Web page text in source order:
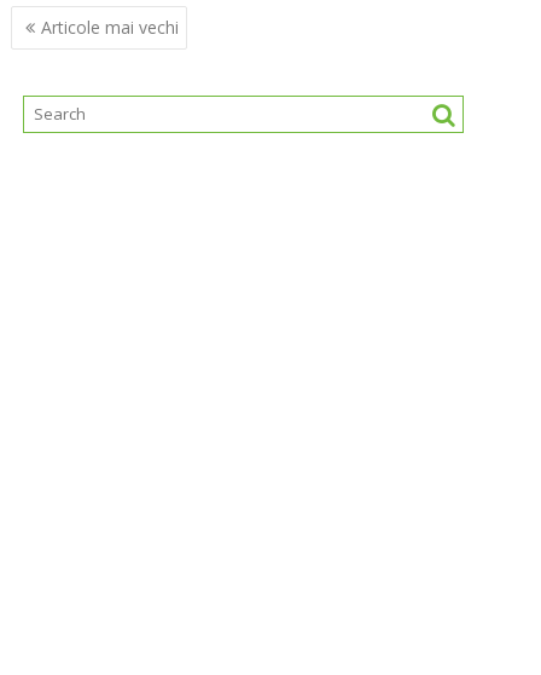
Navigare
în
Articole mai vechi